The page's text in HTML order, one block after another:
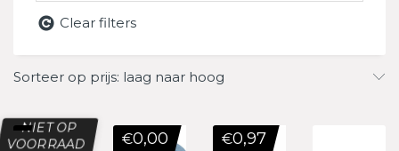
Clear filters
Sorteer op prijs: laag naar hoog
NIET OP
VOORRAAD
€0,00 €0,97